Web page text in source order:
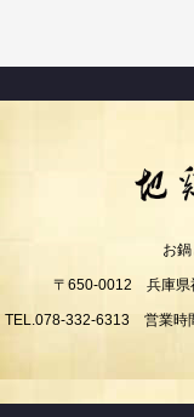
お
〒650-0012 兵庫県
TEL.078-332-6313 営業時